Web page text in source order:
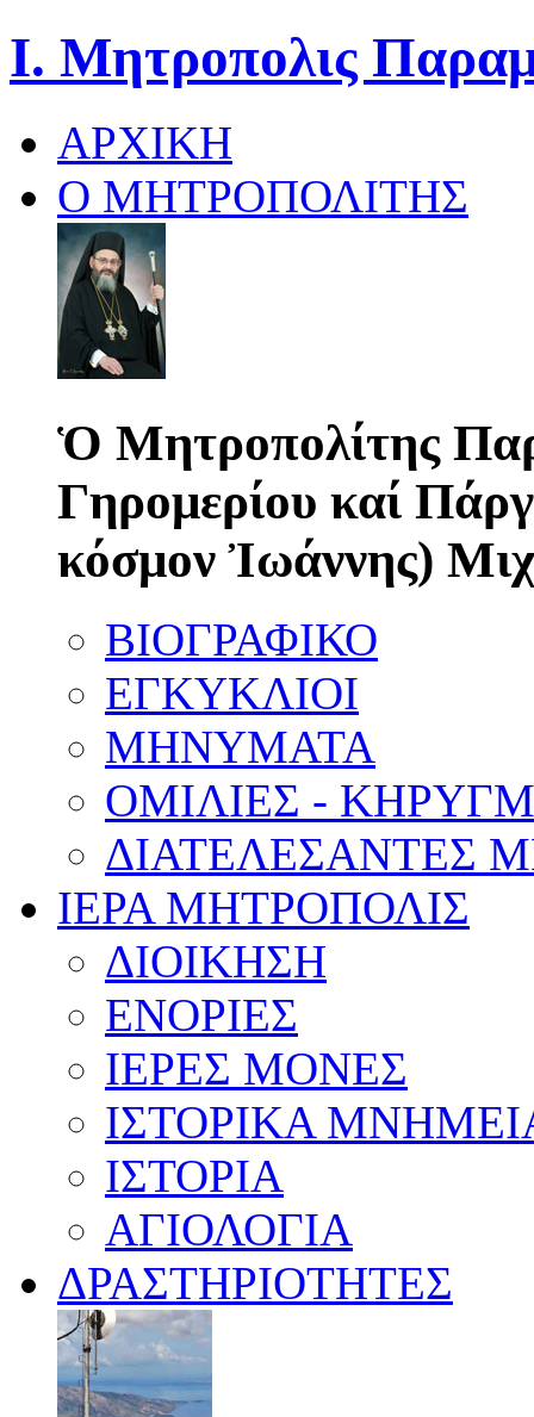
Ι. Μητροπολις
ΑΡΧΙΚΗ
Ο ΜΗΤΡΟΠΟΛΙΤΗΣ
Ὁ Μητροπολίτης
Γηρομερίου καί
κόσμον Ἰωάννης)
ΒΙΟΓΡΑΦΙΚΟ
ΕΓΚΥΚΛΙΟΙ
ΜΗΝΥΜΑΤΑ
ΟΜΙΛΙΕΣ -
ΔΙΑΤΕΛΕΣΑΝΤΕΣ
ΙΕΡΑ ΜΗΤΡΟΠΟΛΙΣ
ΔΙΟΙΚΗΣΗ
ΕΝΟΡΙΕΣ
ΙΕΡΕΣ ΜΟΝΕΣ
ΙΣΤΟΡΙΚΑ
ΙΣΤΟΡΙΑ
ΑΓΙΟΛΟΓΙΑ
ΔΡΑΣΤΗΡΙΟΤΗΤΕΣ